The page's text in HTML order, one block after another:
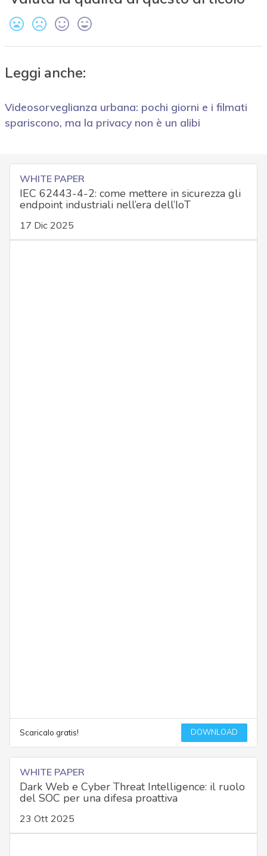
Leggi anche:
Videosorveglianza urbana: pochi giorni e i filmati
spariscono, ma la privacy non è un alibi
WHITE PAPER
IEC 62443-4-2: come mettere in sicurezza gli
endpoint industriali nell’era dell’IoT
17 Dic 2025
Scaricalo gratis! DOWNLOAD
WHITE PAPER
Dark Web e Cyber Threat Intelligence: il ruolo
del SOC per una difesa proattiva
23 Ott 2025